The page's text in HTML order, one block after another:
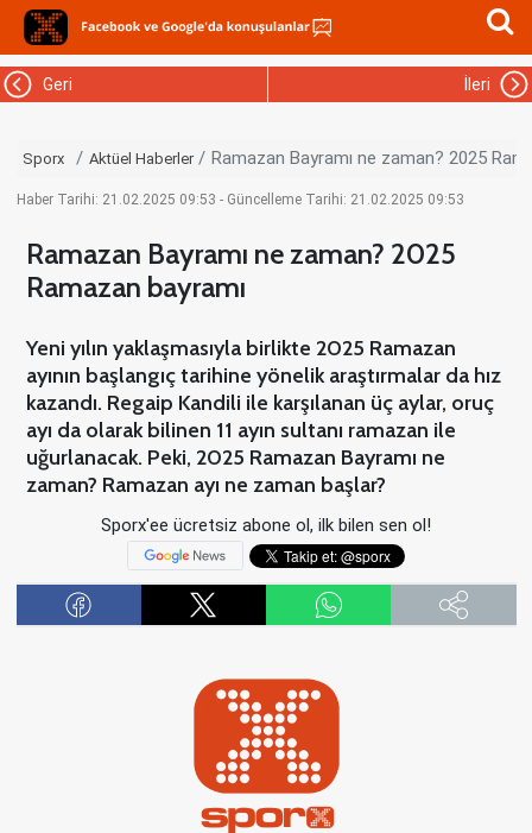
Geri İleri
Sporx Aktüel Haberler Ramazan Bayramı ne zaman? 2025
Haber Tarihi: 21.02.2025 09:53 - Güncelleme Tarihi: 21.02.2025 09:53
Ramazan Bayramı ne zaman? 2025
Ramazan bayramı
Yeni yılın yaklaşmasıyla birlikte 2025 Ramazan
ayının başlangıç tarihine yönelik araştırmalar da hız
kazandı. Regaip Kandili ile karşılanan üç aylar, oruç
ayı da olarak bilinen 11 ayın sultanı ramazan ile
uğurlanacak. Peki, 2025 Ramazan Bayramı ne
zaman? Ramazan ayı ne zaman başlar?
Sporx'ee ücretsiz abone ol, ilk bilen sen ol!